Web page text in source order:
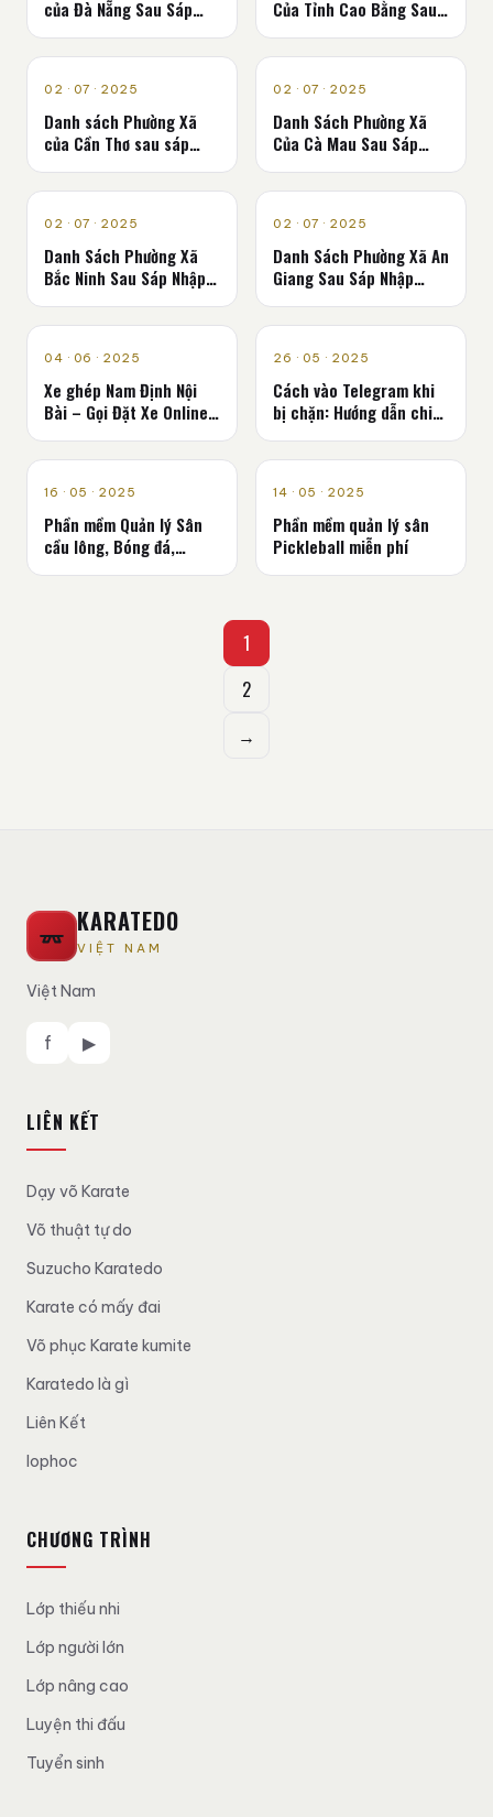
của Đà Nẵng Sau Sáp
Của Tỉnh Cao Bằng Sau
QUẢNG CÁO
02 · 07 · 2025
Danh sách Phường Xã
của Cần Thơ sau sáp
QUẢNG CÁO
02 · 07 · 2025
Danh Sách Phường Xã
Của Cà Mau Sau Sáp
QUẢNG CÁO
02 · 07 · 2025
Danh Sách Phường Xã
Bắc Ninh Sau Sáp Nhập
QUẢNG CÁO
02 · 07 · 2025
Danh Sách Phường Xã An
Giang Sau Sáp Nhập
QUẢNG CÁO
04 · 06 · 2025
Xe ghép Nam Định Nội
Bài – Gọi Đặt Xe Online
QUẢNG CÁO
26 · 05 · 2025
Cách vào Telegram khi
bị chặn: Hướng dẫn chi
QUẢNG CÁO
16 · 05 · 2025
Phần mềm Quản lý Sân
cầu lông, Bóng đá,
QUẢNG CÁO
14 · 05 · 2025
Phần mềm quản lý sân
Pickleball miễn phí
Phân
trang
bài
1
2
→
KARATEDO
VIỆT NAM
Việt Nam
f ▶
LIÊN KẾT
Dạy võ Karate
Võ thuật tự do
Suzucho Karatedo
Karate có mấy đai
Võ phục Karate kumite
Karatedo là gì
Liên Kết
lophoc
CHƯƠNG TRÌNH
Lớp thiếu nhi
Lớp người lớn
Lớp nâng cao
Luyện thi đấu
Tuyển sinh